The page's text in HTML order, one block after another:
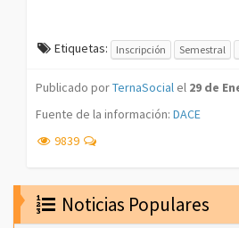
Etiquetas: Inscripción Semestral
Publicado porTernaSocial el 29 de
Fuente de la información: DACE
9839
Noticias Populares